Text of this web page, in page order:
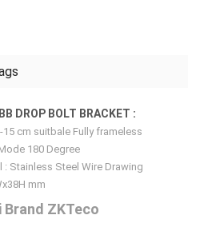
DROP BOLT BRACKET :
cm suitbale Fully frameless
180 Degree
Stainless Steel Wire Drawing
mm
ZKTeco